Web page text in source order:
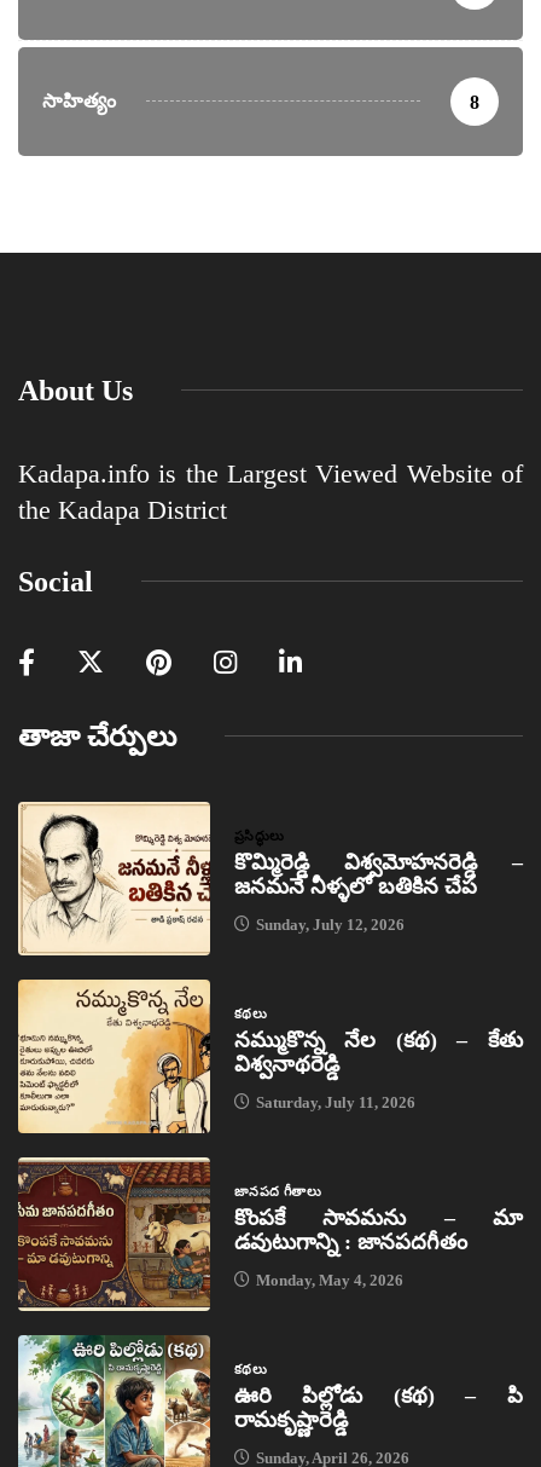
సాహిత్యం 8
About Us
Kadapa.info is the Largest Viewed Website of
the Kadapa District
Social
తాజా చేర్పులు
ప్రసిద్ధులు
కొమ్మిరెడ్డి విశ్వమోహనరెడ్డి –
జనమనే నీళ్ళలో బతికిన చేప
Sunday, July 12, 2026
కథలు
నమ్ముకొన్న నేల (కథ) – కేతు
విశ్వనాథరెడ్డి
Saturday, July 11, 2026
జానపద గీతాలు
కొంపకే సావమను – మా
డవుటుగాన్ని : జానపదగీతం
Monday, May 4, 2026
కథలు
ఊరి పిల్లోడు (కథ) – పి
రామకృష్ణారెడ్డి
Sunday, April 26, 2026